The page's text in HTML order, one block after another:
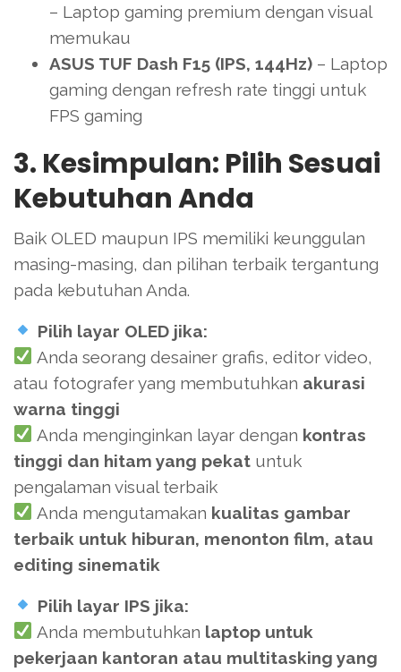
– Laptop gaming premium dengan visual
memukau
ASUS TUF Dash F15 (IPS, 144Hz) – Laptop
gaming dengan refresh rate tinggi untuk
FPS gaming
3. Kesimpulan: Pilih Sesuai
Kebutuhan Anda
Baik OLED maupun IPS memiliki keunggulan
masing-masing, dan pilihan terbaik tergantung
pada kebutuhan Anda.
Pilih layar OLED jika:
Anda seorang desainer grafis, editor video,
atau fotografer yang membutuhkan akurasi
warna tinggi
Anda menginginkan layar dengan kontras
tinggi dan hitam yang pekat untuk
pengalaman visual terbaik
Anda mengutamakan kualitas gambar
terbaik untuk hiburan, menonton film, atau
editing sinematik
Pilih layar IPS jika:
Anda membutuhkan laptop untuk
pekerjaan kantoran atau multitasking yang